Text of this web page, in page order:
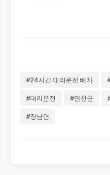
#24시간 대리운전 배차
#대리운전 #연천군
#장남면